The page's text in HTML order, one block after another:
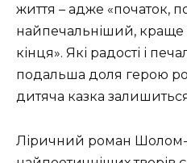
життя – адже «початок,
найпечальніший, краще
кінця». Які радості і
подальша доля герою
дитяча казка
Ліричний роман